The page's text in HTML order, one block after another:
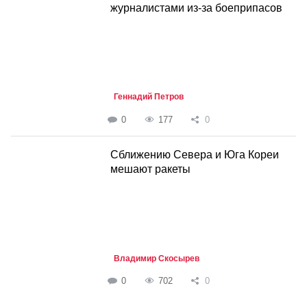
журналистами из-за боеприпасов
Геннадий Петров
0 177 0
Сближению Севера и Юга Кореи
мешают ракеты
Владимир Скосырев
0 702 0